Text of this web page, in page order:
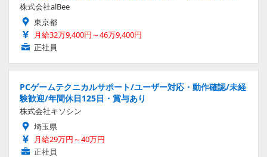
株式会社alBee
東京都
月給32万9,400円～46万9,400円
正社員
PCゲームテクニカルサポート/ユーザー対応・動作確認/未経
験歓迎/年間休日125日・賞与あり
株式会社キソシン
埼玉県
月給29万円～40万円
正社員